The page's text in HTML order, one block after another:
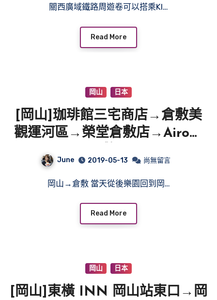
關西廣域鐵路周遊卷可以搭乘KI…
Read More
岡山 日本
[岡山]珈琲館三宅商店→倉敷美
觀運河區→榮堂倉敷店→Airo倉
June 2019-05-13 尚無留言
岡山→倉敷 當天從後樂園回到岡…
Read More
岡山 日本
[岡山]東橫 INN 岡山站東口→岡